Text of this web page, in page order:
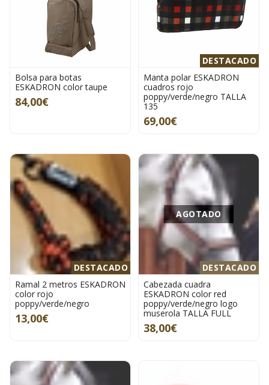
Bolsa para botas
ESKADRON color taupe
84,00€
DESTACADO
Manta polar ESKADRON
cuadros rojo
poppy/verde/negro TALLA
135
69,00€
DESTACADO
Ramal 2 metros ESKADRON
color rojo
poppy/verde/negro
13,00€
DESTACADO
AGOTADO
Cabezada cuadra
ESKADRON color red
poppy/verde/negro logo
muserola TALLA FULL
38,00€